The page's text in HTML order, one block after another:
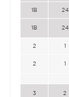
1B 24
1B 24
2 1
2 1
3 2